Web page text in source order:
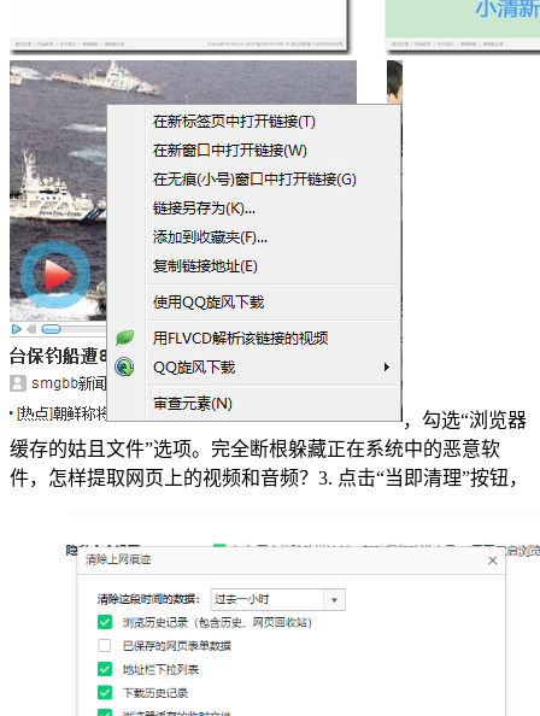
，勾选“浏览器
缓存的姑且文件”选项。完全断根躲藏正在系统中的恶意软
件，怎样提取网页上的视频和音频？3. 点击“当即清理”按钮，